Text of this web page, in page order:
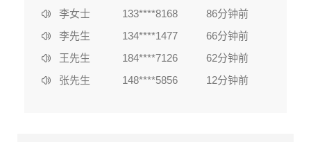
李女士
133****8168
86分钟前
李先生
134****1477
66分钟前
王先生
184****7126
62分钟前
张先生
148****5856
12分钟前